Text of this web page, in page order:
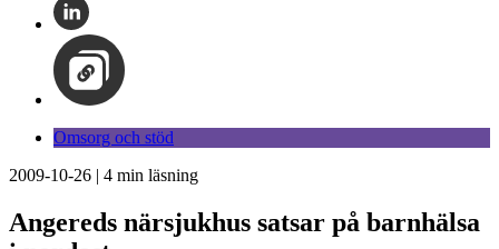
Omsorg och stöd
2009-10-26 | 4 min läsning
Angereds närsjukhus satsar på barnhälsa